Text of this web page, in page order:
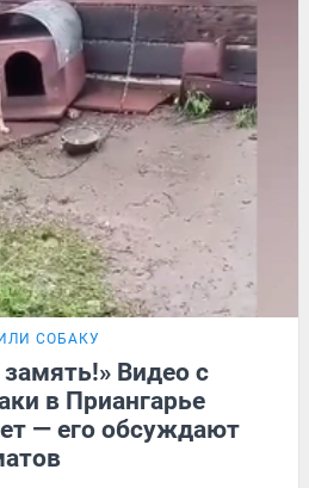
СОБАКУ
Видео с
в Приангарье
— его обсуждают